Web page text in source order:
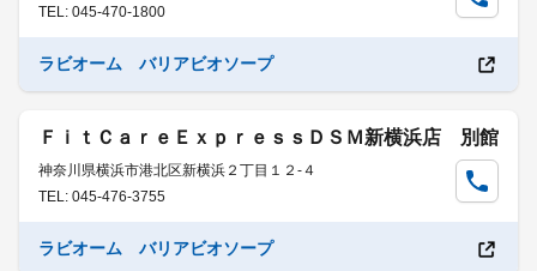
TEL: 045-470-1800
ラビオーム バリアビオソープ
ＦｉｔＣａｒｅＥｘｐｒｅｓｓＤＳＭ新横浜店 別館
神奈川県横浜市港北区新横浜２丁目１２-４
TEL: 045-476-3755
ラビオーム バリアビオソープ